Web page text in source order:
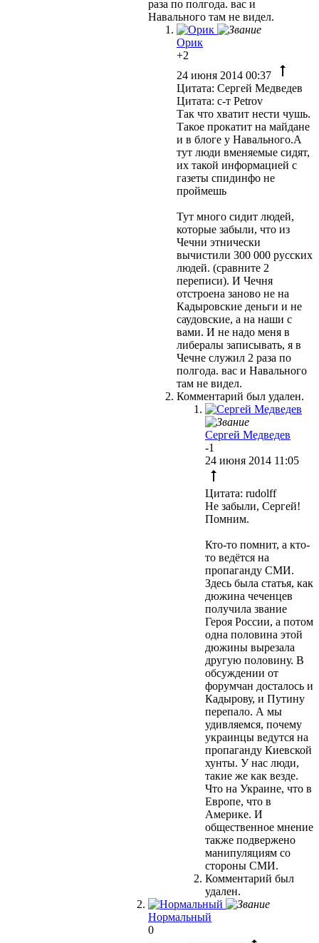
раза по полгода. вас и
Навального там не видел.
Орик
+2
24 июня 2014 00:37
Цитата: Сергей Медведев
Цитата: с-т Petrov
Так что хватит нести чушь.
Такое прокатит на майдане
и в блоге у Навального.А
тут люди вменяемые сидят,
их такой информацией с
газеты спидинфо не
проймешь
Тут много сидит людей,
которые забыли, что из
Чечни этнически
вычистили 300 000 русских
людей. (сравните 2
переписи). И Чечня
отстроена заново не на
Кадыровские деньги и не
саудовские, а на наши с
вами. И не надо меня в
либералы записывать, я в
Чечне служил 2 раза по
полгода. вас и Навального
там не видел.
Комментарий был удален.
Сергей Медведев
-1
24 июня 2014 11:05
Цитата: rudolff
Не забыли, Сергей!
Помним.
Кто-то помнит, а кто-
то ведётся на
пропаганду СМИ.
Здесь была статья, как
дюжина чеченцев
получила звание
Героя России, а потом
одна половина этой
дюжины вырезала
другую половину. В
обсуждении от
форумчан досталось и
Кадырову, и Путину
перепало. А мы
удивляемся, почему
украинцы ведутся на
пропаганду Киевской
хунты. У нас люди,
такие же как везде.
Что на Украине, что в
Европе, что в
Америке. И
общественное мнение
также подвержено
манипуляциям со
стороны СМИ.
Комментарий был
удален.
Нормальный
0